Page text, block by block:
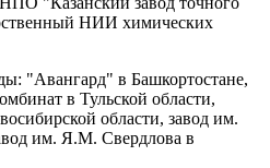
НИИ химических
"Авангард" в Башкортостане,
в Тульской области,
области, завод им.
им. Я.М. Свердлова в